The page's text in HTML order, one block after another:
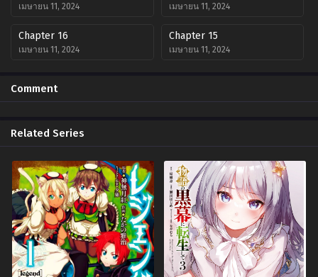
เมษายน 11, 2024 เมษายน 11, 2024
Chapter 16
เมษายน 11, 2024
Chapter 15
เมษายน 11, 2024
เมษายน 11, 2024
เมษายน 11, 2024
Chapter 10
เมษายน 11, 2024
Chapter 9
เมษายน 11, 2024
Chapter 8
เมษายน 11, 2024
Chapter 7
เมษายน 11, 2024
Chapter 6
เมษายน 11, 2024
Chapter 5
เมษายน 11, 2024
Comment
Related Series